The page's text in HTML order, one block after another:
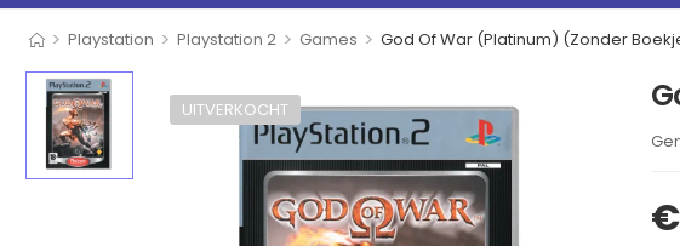
> Playstation > Playstation 2 > Games > God Of War (Platinum) (Zonder
UITVERKOCHT
€